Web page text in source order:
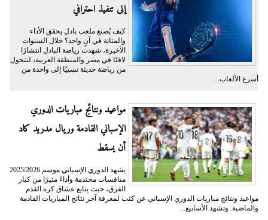
إلى تنفيذ احترافي
كيف يُصنع ملعب بادل يحقق الأداء
والمتانة في آنٍ واحد؟ خلال السنوات
الأخيرة، شهدت رياضة البادل انتشارًا
لافتًا في مصر والمنطقة العربية، لتتحول
من رياضة حديثة نسبيًا إلى واحدة من
أسرع الألعاب...
مواعيد ونتائج مباريات الدوري
الإسباني القادمة وريال مدريد كاد
أن يسقط
يشهد الدوري الإسباني موسم 2025/2026
منافسات محتدمة وأداءً مثيرًا من كبار
الفرق، حيث يتابع عشاق كرة القدم
مواعيد ونتائج مباريات الدوري الإسباني عن كثب لمعرفة آخر نتائج المباريات القادمة
والماضية. وتشهد الأسابيع...